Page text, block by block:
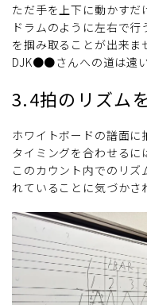
ただ手を上下に動かすだ
ドラムのように左右で
を掴み取ることが出来ま
DJK●●さんへの道は遠
3.4拍のリズム
ホワイトボードの譜面に
タイミングを合わせるに
このカウント内でのリ
れていることに気づかさ